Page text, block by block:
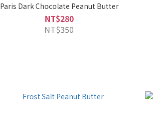
Paris Dark Chocolate Peanut Butter
NT$280
NT$350